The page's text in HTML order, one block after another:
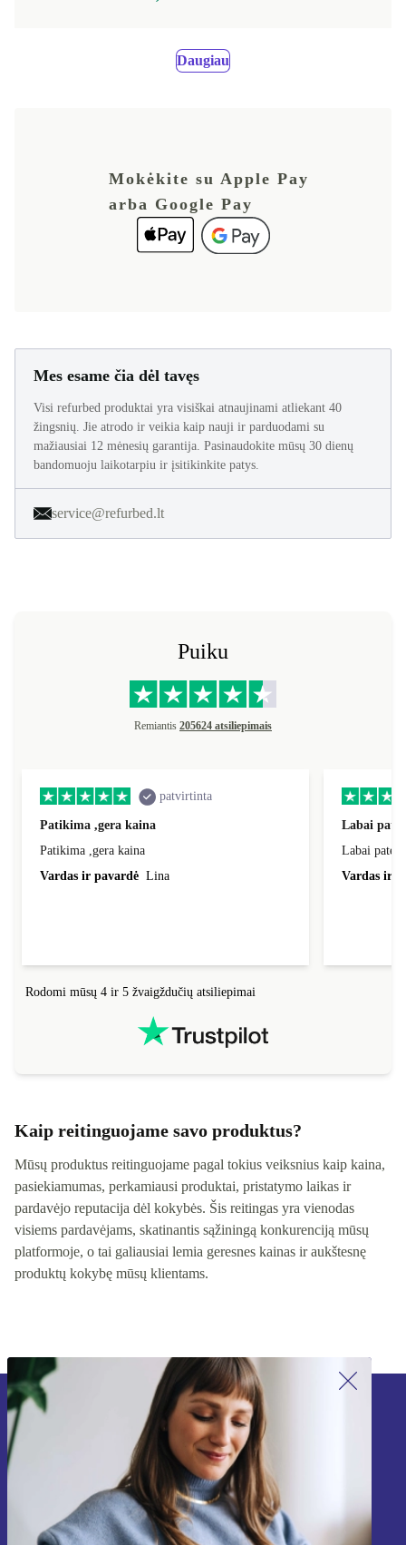
Daugiau
Mokėkite su Apple Pay
arba Google Pay
Mes esame čia dėl tavęs
Visi refurbed produktai yra visiškai atnaujinami atliekant 40
žingsnių. Jie atrodo ir veikia kaip nauji ir parduodami su
mažiausiai 12 mėnesių garantija. Pasinaudokite mūsų 30 dienų
bandomuoju laikotarpiu ir įsitikinkite patys.
service@refurbed.lt
Puiku
Remiantis 205624 atsiliepimais
patvirtinta
Patikima ,gera kaina
Patikima ,gera kaina
Vardas ir pavardė Lina
Labai
Labai
Vardas ir
Rodomi mūsų 4 ir 5 žvaigždučių atsiliepimai
Kaip reitinguojame savo produktus?
Mūsų produktus reitinguojame pagal tokius veiksnius kaip kaina,
pasiekiamumas, perkamiausi produktai, pristatymo laikas ir
pardavėjo reputacija dėl kokybės. Šis reitingas yra vienodas
visiems pardavėjams, skatinantis sąžiningą konkurenciją mūsų
platformoje, o tai galiausiai lemia geresnes kainas ir aukštesnę
produktų kokybę mūsų klientams.
Užsiprenumeruok mūsų naujienlaiškį!
Nebepraleisk nė vieno pasiūlymo.